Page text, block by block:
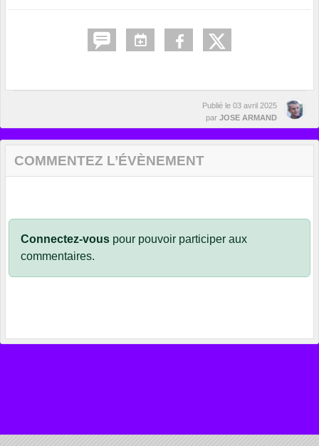
Publié le 03 avril 2025
par JOSE ARMAND
COMMENTEZ L’ÉVÈNEMENT
Connectez-vous pour pouvoir participer aux
commentaires.